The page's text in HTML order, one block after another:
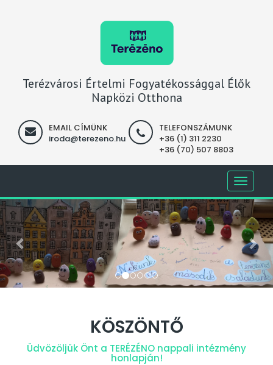
Terézvárosi Értelmi Fogyatékossággal Élők
Napközi Otthona
EMAIL CÍMÜNK
iroda@terezeno.hu
TELEFONSZÁMUNK
+36 (1) 311 2230
+36 (70) 507 8803
Toggle
KÖSZÖNTŐ
Üdvözöljük Önt a TERÉZÉNO nappali intézmény
honlapján!